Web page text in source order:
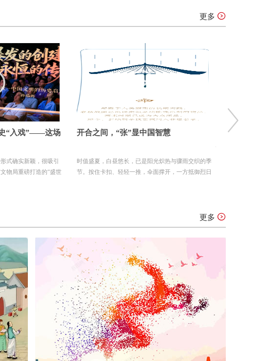
更多
智慧
炽热与骤雨交织的季
面撑开，一方抵御烈日
在太行与沅水间回响（一纸家书映初
陈辉烈士的墓碑，静立在河北涿州市烈士陵园。青色
的花岗岩上，镌刻着他生前写下的最后一首诗： “英
古老漆艺如
更多